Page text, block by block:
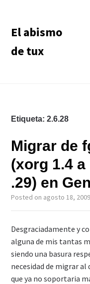
El abismo
de tux
Etiqueta:2.6.28
Migrar de
(xorg 1.4
.29) en
Posted on agosto 18, 2009
Desgraciadamente y
alguna de mis tantas
siendo una basura
necesidad de migrar
que ya no soportaria